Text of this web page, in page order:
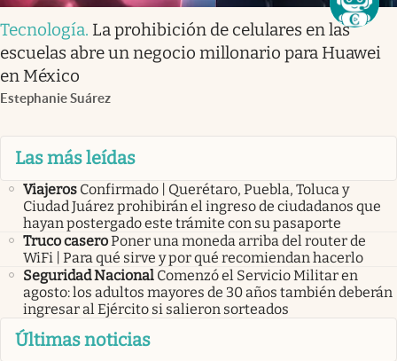
Tecnología. La prohibición de celulares en las
escuelas abre un negocio millonario para Huawei
en México
Estephanie Suárez
Las más leídas
Viajeros Confirmado | Querétaro, Puebla, Toluca y
Ciudad Juárez prohibirán el ingreso de ciudadanos que
hayan postergado este trámite con su pasaporte
Truco caseroPoner una moneda arriba del router de
WiFi | Para qué sirve y por qué recomiendan hacerlo
Seguridad Nacional Comenzó el Servicio Militar en
agosto: los adultos mayores de 30 años también deberán
ingresar al Ejército si salieron sorteados
Últimas noticias